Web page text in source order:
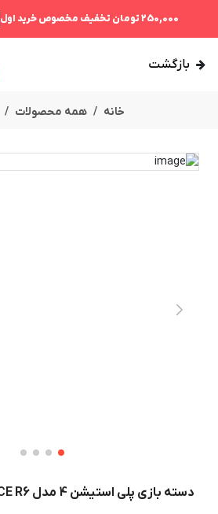
250,000 تومان تخفیف مخصوص خرید اول
بازگشت
خانه همه محصولات
دسته بازی پلی استیشن 4 مدل BLACK ICE R6